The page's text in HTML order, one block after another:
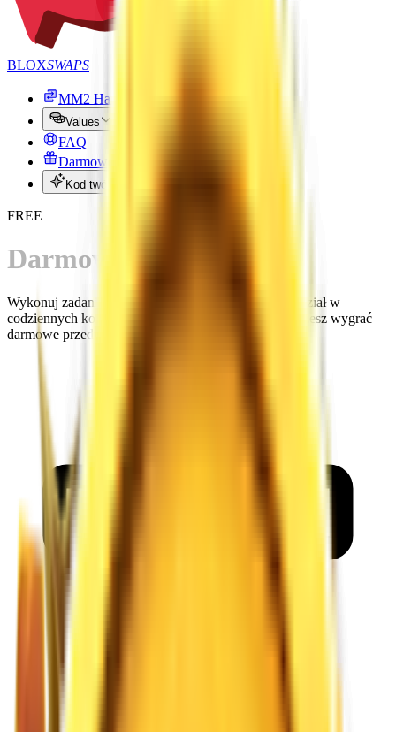
BLOXSWAPS
MM2 Handel
Values
FAQ
Darmowe przedmioty MM2
Kod twórcy
FREE
Darmowe MM2 Godlys
Wykonuj zadania, aby zdobywać zgłoszenia i brać udział w
codziennych konkursach z nagrodami, w których możesz wygrać
darmowe przedmioty MM2.